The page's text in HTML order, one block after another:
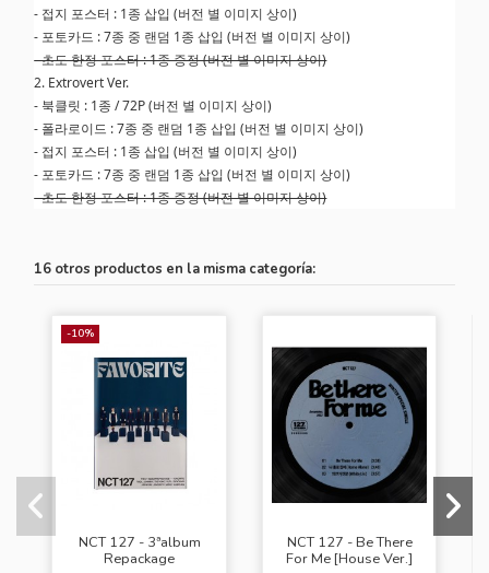
- 접지 포스터 : 1종 삽입 (버전 별 이미지 상이)
- 포토카드 : 7종 중 랜덤 1종 삽입 (버전 별 이미지 상이)
- 초도 한정 포스터 : 1종 증정 (버전 별 이미지 상이)
2. Extrovert Ver.
- 북클릿 : 1종 / 72P (버전 별 이미지 상이)
- 폴라로이드 : 7종 중 랜덤 1종 삽입 (버전 별 이미지 상이)
- 접지 포스터 : 1종 삽입 (버전 별 이미지 상이)
- 포토카드 : 7종 중 랜덤 1종 삽입 (버전 별 이미지 상이)
- 초도 한정 포스터 : 1종 증정 (버전 별 이미지 상이)
16 otros productos en la misma categoría:
-10%
NCT 127 - 3ªalbum
Repackage
NCT 127 - Be There
For Me [House Ver.]